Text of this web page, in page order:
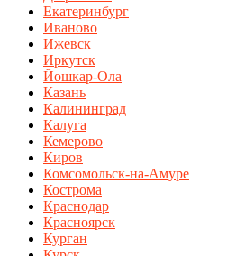
Екатеринбург
Иваново
Ижевск
Иркутск
Йошкар-Ола
Казань
Калининград
Калуга
Кемерово
Киров
Комсомольск-на-Амуре
Кострома
Краснодар
Красноярск
Курган